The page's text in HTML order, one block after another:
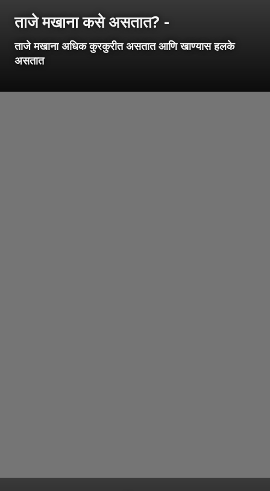
ताजे मखाना कसे असतात? -
ताजे मखाना अधिक कुरकुरीत असतात आणि खाण्यास हलके
असतात